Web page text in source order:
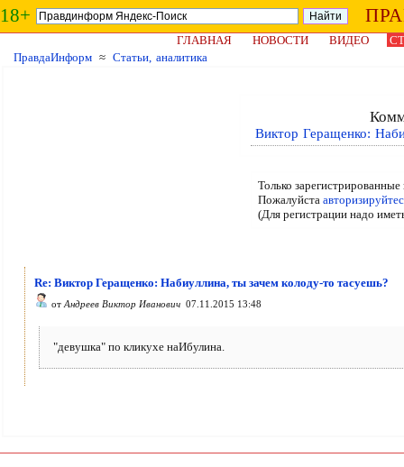
18+
ГЛАВНАЯ НОВОСТИ ВИДЕО
ПравдаИнформ ≈ Статьи, аналитика
Виктор Геращенко:
Только
Пожалуйста
(Для регистрации надо
Re: Виктор Геращенко: Набиуллина, ты зачем колоду-то тасуешь?
от Андреев Виктор Иванович 07.11.2015 13:48
"девушка" по кликухе наИбулина.